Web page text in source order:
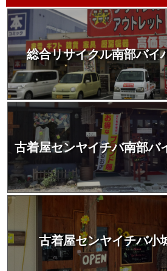
総合リサイクル南部バイ
古着屋センヤイチバ南部バ
古着屋センヤイチバ小